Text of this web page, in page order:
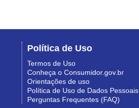
Política de Uso
Termos de Uso
Conheça o Consumidor.gov.br
Orientações de uso
Política de Uso de Dados Pessoais
Perguntas Frequentes (FAQ)